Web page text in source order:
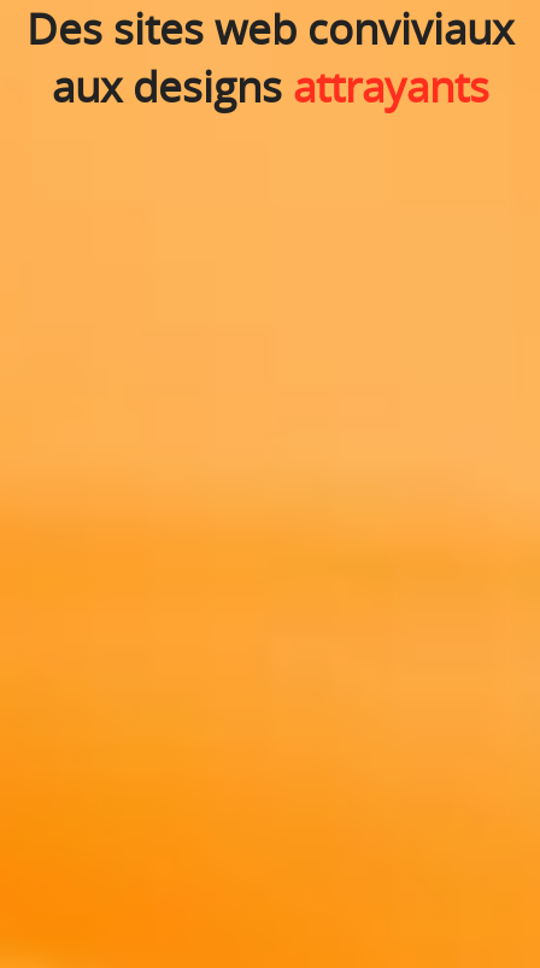
Des sites web conviviaux
aux designs attrayants